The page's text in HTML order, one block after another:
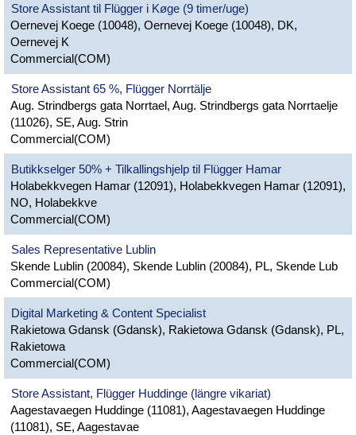
Store Assistant til Flügger i Køge (9 timer/uge)
Oernevej Koege (10048), Oernevej Koege (10048), DK,
Oernevej K
Commercial(COM)
Store Assistant 65 %, Flügger Norrtälje
Aug. Strindbergs gata Norrtael, Aug. Strindbergs gata Norrtaelje
(11026), SE, Aug. Strin
Commercial(COM)
Butikkselger 50% + Tilkallingshjelp til Flügger Hamar
Holabekkvegen Hamar (12091), Holabekkvegen Hamar (12091),
NO, Holabekkve
Commercial(COM)
Sales Representative Lublin
Skende Lublin (20084), Skende Lublin (20084), PL, Skende Lub
Commercial(COM)
Digital Marketing & Content Specialist
Rakietowa Gdansk (Gdansk), Rakietowa Gdansk (Gdansk), PL,
Rakietowa
Commercial(COM)
Store Assistant, Flügger Huddinge (längre vikariat)
Aagestavaegen Huddinge (11081), Aagestavaegen Huddinge
(11081), SE, Aagestavae